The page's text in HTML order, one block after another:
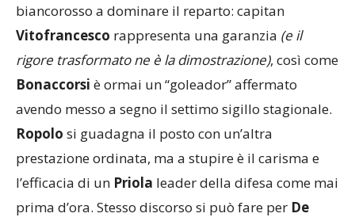
biancorosso a dominare il reparto: capitan
Vitofrancesco rappresenta una garanzia (e il
rigore trasformato ne è la dimostrazione), così come
Bonaccorsi è ormai un “goleador” affermato
avendo messo a segno il settimo sigillo stagionale.
Ropolo si guadagna il posto con un’altra
prestazione ordinata, ma a stupire è il carisma e
l’efficacia di un Priola leader della difesa come mai
prima d’ora. Stesso discorso si può fare per De